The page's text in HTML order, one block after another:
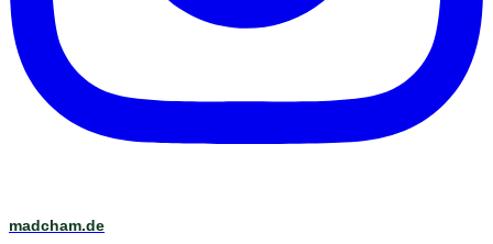
madcham.de